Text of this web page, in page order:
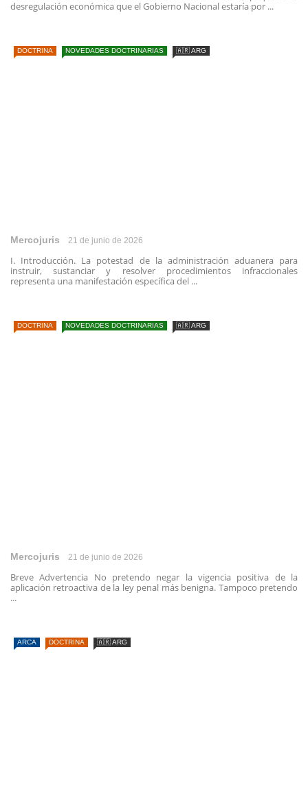
desregulación económica que el Gobierno Nacional estaría por ...
DOCTRINA NOVEDADES DOCTRINARIAS 🇦🇷 ARG
Mercojuris 21 de junio de 2026
I. Introducción. La potestad de la administración aduanera para
instruir, sustanciar y resolver procedimientos infraccionales
representa una manifestación específica del ...
DOCTRINA NOVEDADES DOCTRINARIAS 🇦🇷 ARG
Mercojuris 21 de junio de 2026
Breve Advertencia No pretendo negar la vigencia positiva de la
aplicación retroactiva de la ley penal más benigna. Tampoco pretendo
...
ARCA DOCTRINA 🇦🇷 ARG